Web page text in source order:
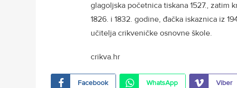
glagoljska početnica tiskana 1527., zatim
1826. i 1832. godine, đačka iskaznica iz
učitelja crikveničke osnovne škole.
crikva.hr
Facebook WhatsApp Viber